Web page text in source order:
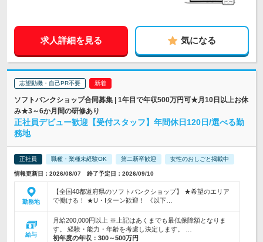
求人詳細を見る 気になる
志望動機・自己PR不要
ソフトバンクショップ合同募集 | 1年目で年収500万円可★月10日以上お休
み★3～6か月間の研修あり
正社員デビュー歓迎【受付スタッフ】年間休日120日/選べる勤
務地
正社員 職種・業種未経験OK 第二新卒歓迎 女性のおしごと掲載中
情報更新日：2026/08/07 終了予定日：2026/09/10
勤務地
【全国40都道府県のソフトバンクショップ】 ★希望のエリア
で働ける！ ★U・Iターン歓迎！ 《以下…
給与
月給200,000円以上 ※上記はあくまでも最低保障額となりま
す。 経験・能力・年齢を考慮し決定します。 …
初年度の年収： 300～500万円